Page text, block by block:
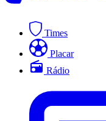
Times
Placar
Rádio